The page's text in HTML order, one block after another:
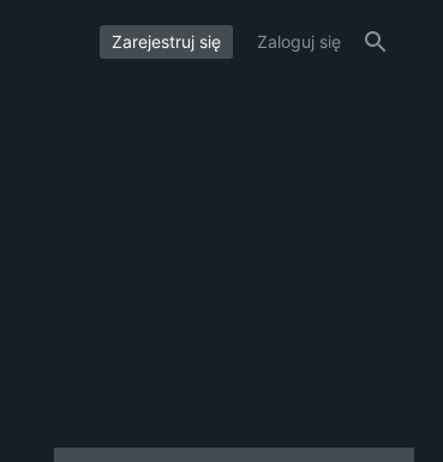
Zarejestruj się Zaloguj się